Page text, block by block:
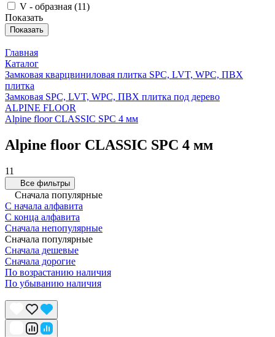
V - образная (11)
Показать
Показать
Главная
Каталог
Замковая кварцвиниловая плитка SPC, LVT, WPC, ПВХ
плитка
Замковая SPC, LVT, WPC, ПВХ плитка под дерево
ALPINE FLOOR
Alpine floor CLASSIC SPC 4 мм
Alpine floor CLASSIC SPC 4 мм
11
Все фильтры
Сначала популярные
С начала алфавита
С конца алфавита
Сначала непопулярные
Сначала популярные
Сначала дешевые
Сначала дорогие
По возрастанию наличия
По убыванию наличия